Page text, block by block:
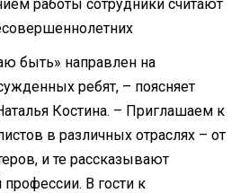
работы сотрудники считают
быть» направлен на
ребят, – поясняет
Костина. – Приглашаем к
в различных отраслях – от
и те рассказывают
В гости к